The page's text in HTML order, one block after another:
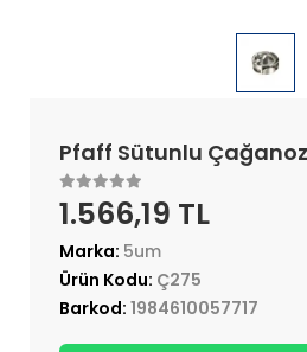
Pfaff Sütunlu
1.566,19 TL
Marka: 5um
Ürün Kodu: Ç275
Barkod: 1984610057717